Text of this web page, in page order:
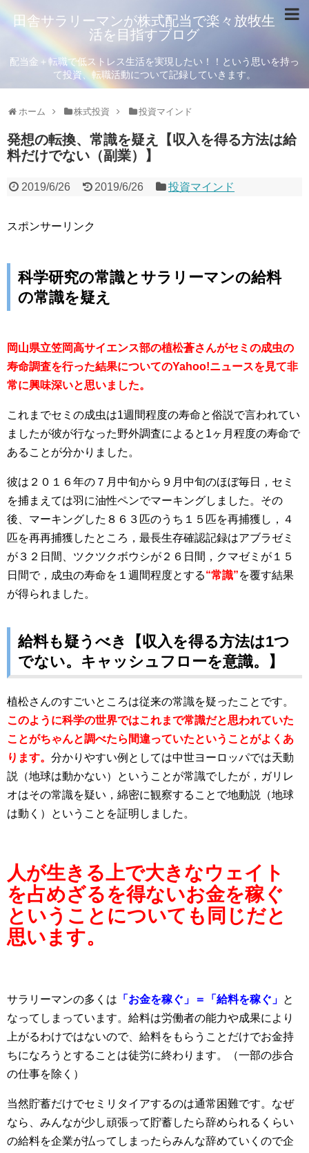
田舎サラリーマンが株式配当で楽々放牧生
活を目指すブログ
配当金＋転職で低ストレス生活を実現したい！！という思いを持っ
て投資、転職活動について記録していきます。
ホーム 株式投資 投資マインド
発想の転換、常識を疑え【収入を得る方法は給
料だけでない（副業）】
2019/6/26 2019/6/26 投資マインド
スポンサーリンク
科学研究の常識とサラリーマンの給料
の常識を疑え
岡山県立笠岡高サイエンス部の植松蒼さんがセミの成虫の
寿命調査を行った結果についてのYahoo!ニュースを見て非
常に興味深いと思いました。
これまでセミの成虫は1週間程度の寿命と俗説で言われてい
ましたが彼が行なった野外調査によると1ヶ月程度の寿命で
あることが分かりました。
彼は２０１６年の７月中旬から９月中旬のほぼ毎日，セミ
を捕まえては羽に油性ペンでマーキングしました。その
後、マーキングした８６３匹のうち１５匹を再捕獲し，４
匹を再再捕獲したところ，最長生存確認記録はアブラゼミ
が３２日間、ツクツクボウシが２６日間，クマゼミが１５
日間で，成虫の寿命を１週間程度とする“常識”を覆す結果
が得られました。
給料も疑うべき【収入を得る方法は1つ
でない。キャッシュフローを意識。】
植松さんのすごいところは従来の常識を疑ったことです。
このように科学の世界ではこれまで常識だと思われていた
ことがちゃんと調べたら間違っていたということがよくあ
ります。 分かりやすい例としては中世ヨーロッパでは天動
説（地球は動かない）ということが常識でしたが，ガリレ
オはその常識を疑い，綿密に観察することで地動説（地球
は動く）ということを証明しました。
人が生きる上で大きなウェイト
を占めざるを得ないお金を稼ぐ
ということについても同じだと
思います。
サラリーマンの多くは 「お金を稼ぐ」＝「給料を稼ぐ」 と
なってしまっています。給料は労働者の能力や成果により
上がるわけではないので、給料をもらうことだけでお金持
ちになろうとすることは徒労に終わります。（一部の歩合
の仕事を除く）
当然貯蓄だけでセミリタイアするのは通常困難です。なぜ
なら、みんなが少し頑張って貯蓄したら辞められるくらい
の給料を企業が払ってしまったらみんな辞めていくので企